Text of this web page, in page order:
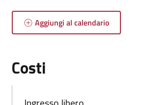
Aggiungi al calendario
Costi